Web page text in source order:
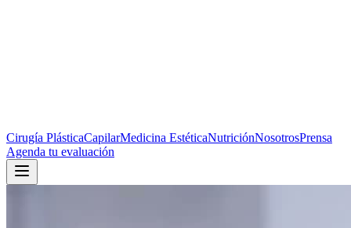
Cirugía PlásticaCapilarMedicina EstéticaNutriciónNosotrosPrensa
Agenda tu evaluación